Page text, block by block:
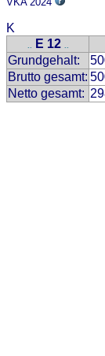
K
.. E 12 ..
Grundgehalt:
Brutto gesamt:
Netto gesamt: